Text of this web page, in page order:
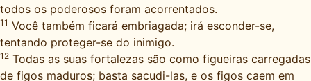
todos os poderosos foram acorrentados.
11 Você também ficará embriagada; irá esconder-se,
tentando proteger-se do inimigo.
12 Todas as suas fortalezas são como figueiras carregadas
de figos maduros; basta sacudi-las, e os figos caem em